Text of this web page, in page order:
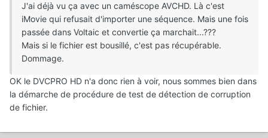
J'ai déjà vu ça avec un caméscope AVCHD. Là c'est
iMovie qui refusait d'importer une séquence. Mais une fois
passée dans Voltaic et convertie ça marchait...???
Mais si le fichier est bousillé, c'est pas récupérable.
Dommage.
OK le DVCPRO HD n'a donc rien à voir, nous sommes bien dans
la démarche de procédure de test de détection de corruption
de fichier.